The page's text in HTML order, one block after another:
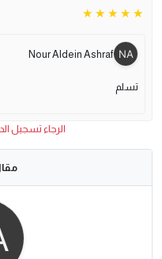
Nour Aldein Ashraf
تسلم
الرجاء تسجيل